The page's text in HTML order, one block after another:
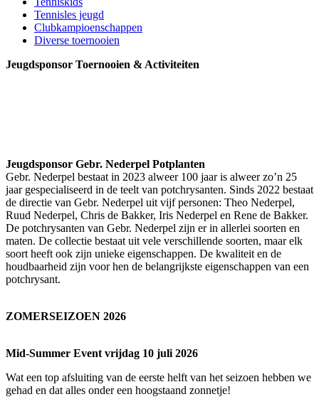
Tennisles jeugd
Clubkampioenschappen
Diverse toernooien
Jeugdsponsor Toernooien & Activiteiten
Jeugdsponsor Gebr. Nederpel Potplanten
Gebr. Nederpel bestaat in 2023 alweer 100 jaar is alweer zo’n 25
jaar gespecialiseerd in de teelt van potchrysanten. Sinds 2022 bestaat
de directie van Gebr. Nederpel uit vijf personen: Theo Nederpel,
Ruud Nederpel, Chris de Bakker, Iris Nederpel en Rene de Bakker.
De potchrysanten van Gebr. Nederpel zijn er in allerlei soorten en
maten. De collectie bestaat uit vele verschillende soorten, maar elk
soort heeft ook zijn unieke eigenschappen. De kwaliteit en de
houdbaarheid zijn voor hen de belangrijkste eigenschappen van een
potchrysant.
ZOMERSEIZOEN 2026
Mid-Summer Event vrijdag 10 juli 2026
Wat een top afsluiting van de eerste helft van het seizoen hebben we
gehad en dat alles onder een hoogstaand zonnetje!